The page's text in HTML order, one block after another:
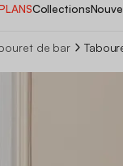
Collections
de bar